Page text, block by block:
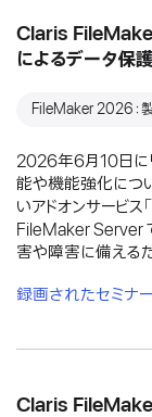
Claris
によるデータ保
FileMaker 2026：
2026年6月10日に
能や機能強化につ
いアドオンサービス
FileMaker Server
害や障害に備える
録画されたセミナ
Claris